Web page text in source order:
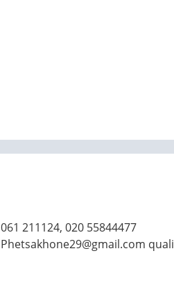
061 211124, 020 55844477
Phetsakhone29@gmail.com